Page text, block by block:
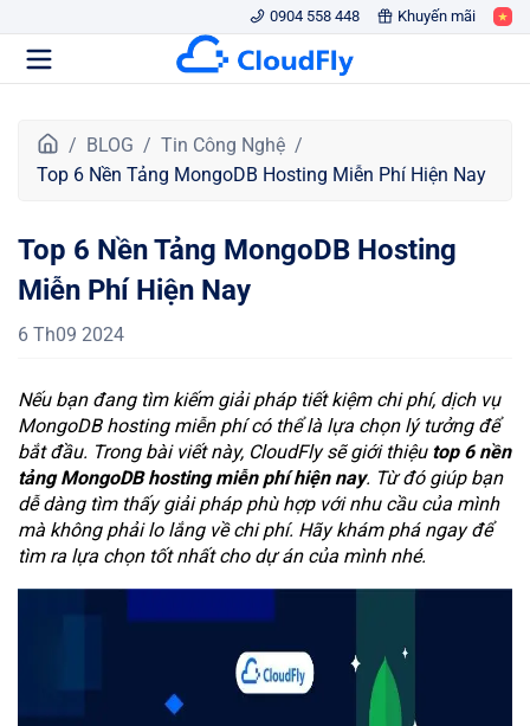
0904 558 448 Khuyến mãi
r
g
c
h
ủ
BLOG
Tin Công Nghệ
Top 6 Nền Tảng MongoDB Hosting Miễn Phí Hiện Nay
Top 6 Nền Tảng MongoDB Hosting
Miễn Phí Hiện Nay
6 Th09 2024
Nếu bạn đang tìm kiếm giải pháp tiết kiệm chi phí, dịch vụ
MongoDB hosting miễn phí có thể là lựa chọn lý tưởng để
bắt đầu. Trong bài viết này, CloudFly sẽ giới thiệu top 6 nền
tảng MongoDB hosting miễn phí hiện nay. Từ đó giúp bạn
dễ dàng tìm thấy giải pháp phù hợp với nhu cầu của mình
mà không phải lo lắng về chi phí. Hãy khám phá ngay để
tìm ra lựa chọn tốt nhất cho dự án của mình nhé.